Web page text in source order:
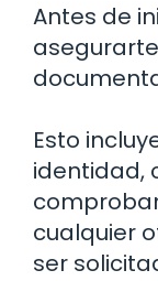
Antes de
Esto
identidad,
cualquier
ser